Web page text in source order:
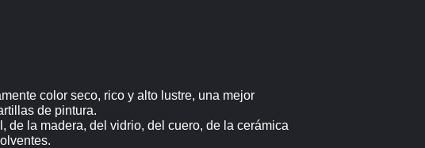
color seco, rico y alto lustre, una mejor
de pintura.
la madera, del vidrio, del cuero, de la cerámica